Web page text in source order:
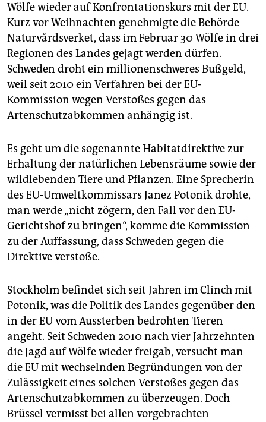
genossenschaft
epaper login
Wölfe wieder auf Konfrontationskurs mit der EU.
Kurz vor Weihnachten genehmigte die Behörde
Naturvårdsverket, dass im Februar 30 Wölfe in drei
Regionen des Landes gejagt werden dürfen.
Schweden droht ein millionenschweres Bußgeld,
weil seit 2010 ein Verfahren bei der EU-
Kommission wegen Verstoßes gegen das
Artenschutzabkommen anhängig ist.
Es geht um die sogenannte Habitatdirektive zur
Erhaltung der natürlichen Lebensräume sowie der
wildlebenden Tiere und Pflanzen. Eine Sprecherin
des EU-Umweltkommissars Janez Potonik drohte,
man werde „nicht zögern, den Fall vor den EU-
Gerichtshof zu bringen“, komme die Kommission
zu der Auffassung, dass Schweden gegen die
Direktive verstoße.
Stockholm befindet sich seit Jahren im Clinch mit
Potonik, was die Politik des Landes gegenüber den
in der EU vom Aussterben bedrohten Tieren
angeht. Seit Schweden 2010 nach vier Jahrzehnten
die Jagd auf Wölfe wieder freigab, versucht man
die EU mit wechselnden Begründungen von der
Zulässigkeit eines solchen Verstoßes gegen das
Artenschutzabkommen zu überzeugen. Doch
Brüssel vermisst bei allen vorgebrachten